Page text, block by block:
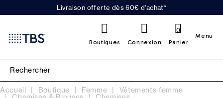
Livraison offerte dès 60€ d'achat*
Boutiques Connexion Panier
0
Menu
Accueil Boutique Femme Vêtements femme